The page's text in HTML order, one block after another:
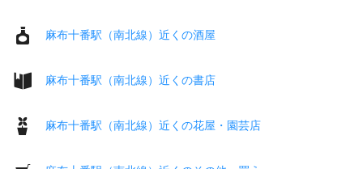
麻布十番駅（南北線）近くの酒屋
麻布十番駅（南北線）近くの書店
麻布十番駅（南北線）近くの花屋・園芸店